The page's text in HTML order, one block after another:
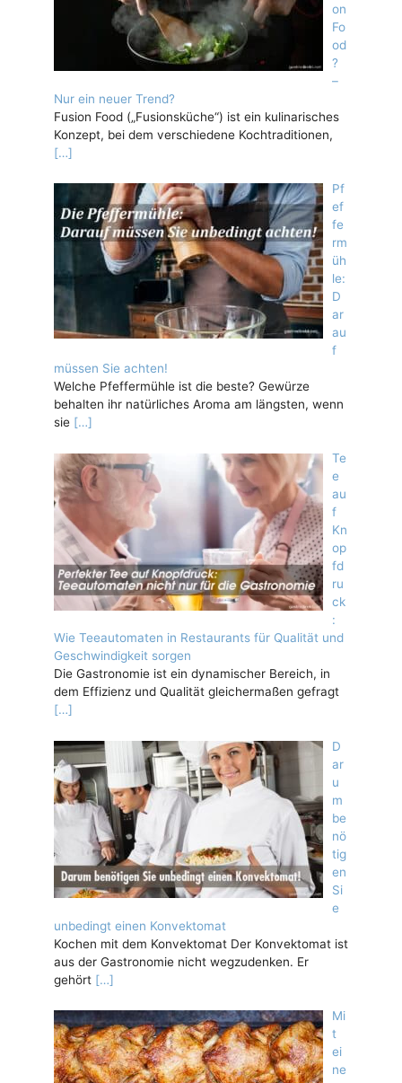
on
Fo
od
?
–
Nur ein neuer Trend?
Fusion Food („Fusionsküche“) ist ein kulinarisches
Konzept, bei dem verschiedene Kochtraditionen,
[…]
Pf
ef
fe
rm
üh
le:
D
ar
au
f
müssen Sie achten!
Welche Pfeffermühle ist die beste? Gewürze
behalten ihr natürliches Aroma am längsten, wenn
sie […]
Te
e
au
f
Kn
op
fd
ru
ck
:
Wie Teeautomaten in Restaurants für Qualität und
Geschwindigkeit sorgen
Die Gastronomie ist ein dynamischer Bereich, in
dem Effizienz und Qualität gleichermaßen gefragt
[…]
D
ar
u
m
be
nö
tig
en
Si
e
unbedingt einen Konvektomat
Kochen mit dem Konvektomat Der Konvektomat ist
aus der Gastronomie nicht wegzudenken. Er
gehört […]
Mi
t
ei
ne